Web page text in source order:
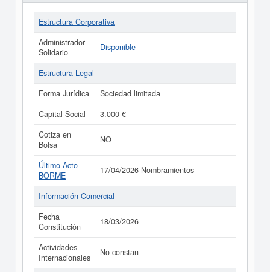
Estructura Corporativa
Administrador
Solidario
Disponible
Estructura Legal
Forma Jurídica
Sociedad limitada
Capital Social
3.000 €
Cotiza en
Bolsa
NO
Último Acto
BORME
17/04/2026 Nombramientos
Información Comercial
Fecha
Constitución
18/03/2026
Actividades
Internacionales
No constan